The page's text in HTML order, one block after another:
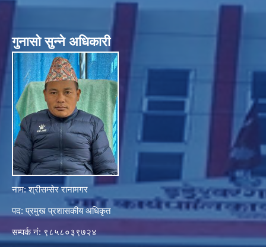
गुनासाे सुन्ने अधिकारी
नाम: श्रीसम्सेर रानामगर
पद: प्रमुख प्रशासकीय अधिकृत
सम्पर्क नं: ९८५८०३९७२४